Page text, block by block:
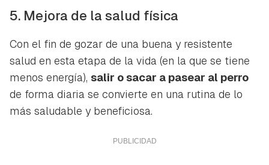
5. Mejora de la salud física
Con el fin de gozar de una buena y resistente
salud en esta etapa de la vida (en la que se tiene
menos energía), salir o sacar a pasear al perro
de forma diaria se convierte en una rutina de lo
más saludable y beneficiosa.